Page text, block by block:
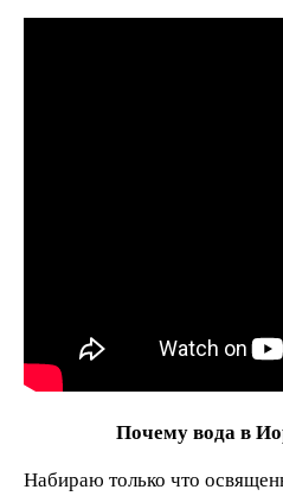
Почему вода в
Набираю только что